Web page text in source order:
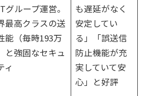
グループ運営。
最高クラスの送
能（毎時193万
と強固なセキュ
ィ
も遅延がなく
安定してい
る」「誤送信
防止機能が充
実していて安
心」と好評